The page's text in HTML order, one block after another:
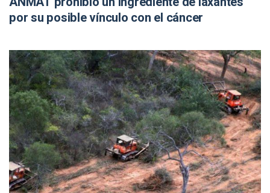
por su posible vínculo con el cáncer